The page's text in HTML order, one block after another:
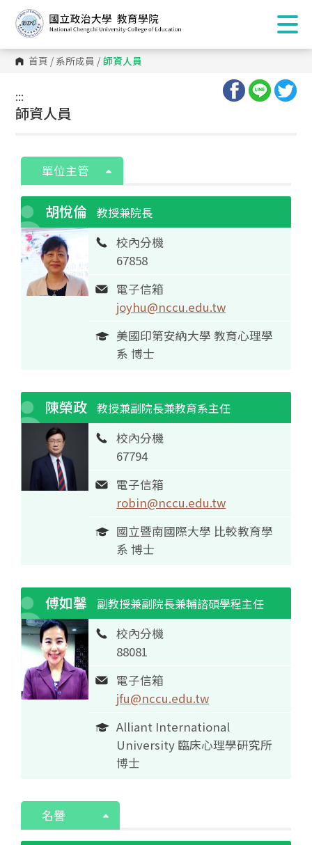
首頁 / 系所成員 / 師資人員
:::
:::
師資人員
單位主管
胡悅倫 教授兼院長
校內分機
67858
電子信箱
joyhu@nccu.edu.tw
美國印第安納大學 教育心理學
系 博士
陳榮政 教授兼副院長兼教育系主任
校內分機
67794
電子信箱
robin@nccu.edu.tw
國立暨南國際大學 比較教育學
系 博士
傅如馨 副教授兼副院長兼輔諮碩學程主任
校內分機
88081
電子信箱
jfu@nccu.edu.tw
Alliant International
University 臨床心理學研究所
博士
名譽